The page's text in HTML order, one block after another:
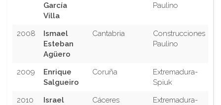
García
Villa
Paulino
2008
Ismael
Esteban
Agüero
Cantabria
Construcciones
Paulino
2009
Enrique
Salgueiro
Coruña
Extremadura-
Spiuk
2010
Israel
Cáceres
Extremadura-